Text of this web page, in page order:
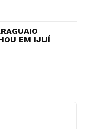
EM IJUÍ